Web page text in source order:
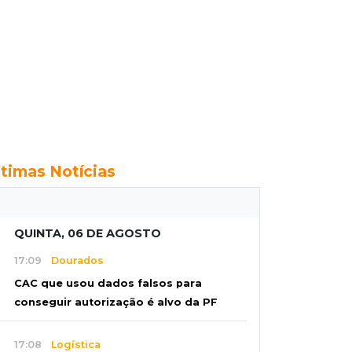
Notícias
QUINTA, 06 DE AGOSTO
17:09 Dourados
CAC que usou dados falsos para
conseguir autorização é alvo da PF
17:08 Logística